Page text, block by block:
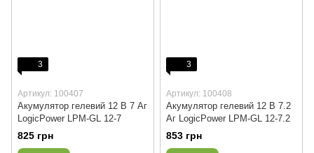
3
Артикул: 100407
Акумулятор гелевий 12 В 7 Аг
LogicPower LPM-GL 12-7
825 грн
3
Артикул: 100408
Акумулятор гелевий 12 В 7.2
Аг LogicPower LPM-GL 12-7.2
853 грн